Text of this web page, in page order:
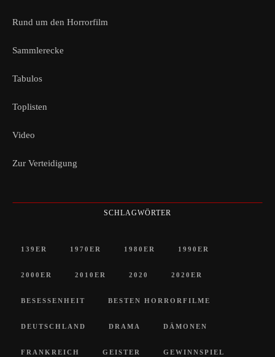
Rund um den Horrorfilm
Sammlerecke
Tabulos
Toplisten
Video
Zur Verteidigung
SCHLAGWÖRTER
139ER 1970ER 1980ER 1990ER
2000ER 2010ER 2020 2020ER
BESESSENHEIT BESTEN HORRORFILME
DEUTSCHLAND DRAMA DÄMONEN
FRANKREICH GEISTER GEWINNSPIEL